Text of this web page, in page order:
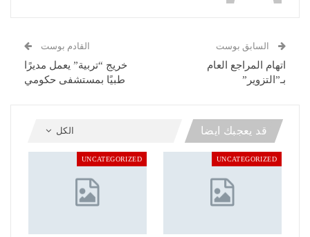
السابق بوست
اتهام المراجع العام
بـ”التزوير”
القادم بوست
خريج “تربية” يعمل مديرًا
طبيًا بمستشفى حكومي
الكل قد يعجبك ايضا
UNCATEGORIZED
UNCATEGORIZED